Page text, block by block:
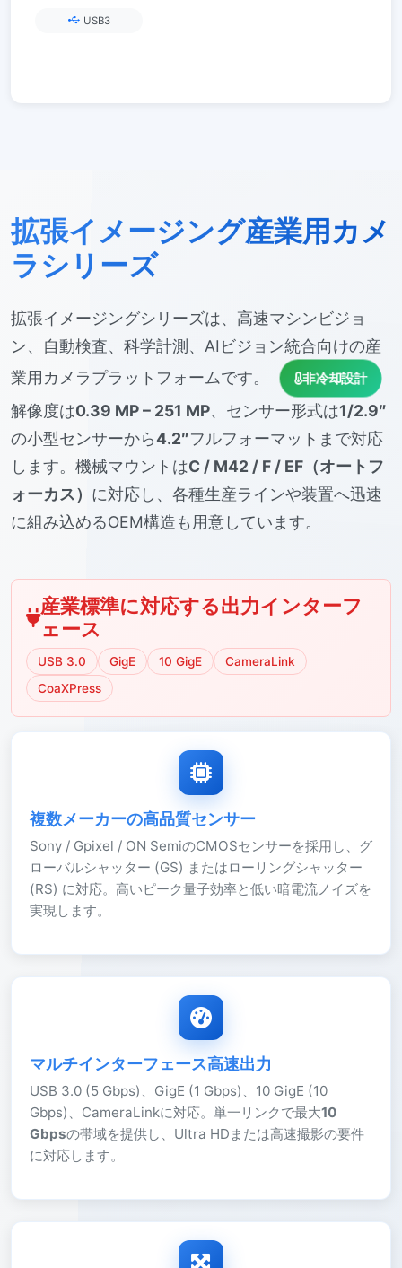
USB3
拡張イメージング産業用カメ
ラシリーズ
拡張イメージングシリーズは、高速マシンビジョ
ン、自動検査、科学計測、AIビジョン統合向けの産
業用カメラプラットフォームです。
非冷却設計
解像度は0.39 MP – 251 MP、センサー形式は1/2.9″
の小型センサーから4.2″フルフォーマットまで対応
します。機械マウントはC / M42 / F / EF（オートフ
ォーカス） に対応し、各種生産ラインや装置へ迅速
に組み込めるOEM構造も用意しています。
産業標準に対応する出力インターフ
ェース
USB 3.0 GigE 10 GigE
CameraLink
CoaXPress
複数メーカーの高品質センサー
Sony / Gpixel / ON SemiのCMOSセンサーを採用し、グ
ローバルシャッター (GS) またはローリングシャッター
(RS) に対応。高いピーク量子効率と低い暗電流ノイズを
実現します。
マルチインターフェース高速出力
USB 3.0 (5 Gbps)、GigE (1 Gbps)、10 GigE (10
Gbps)、CameraLinkに対応。単一リンクで最大10
Gbpsの帯域を提供し、Ultra HDまたは高速撮影の要件
に対応します。